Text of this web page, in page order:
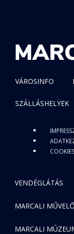
VÁROSINFO
SZÁLLÁSHELYEK
VENDÉGLÁTÁS
MARCALI
MARCALI